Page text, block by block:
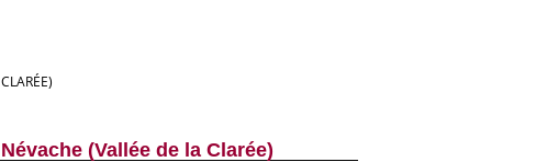
(Vallée de la Clarée)